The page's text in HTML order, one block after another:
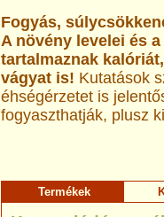
Fogyás,
A növény levelei és
tartalmaznak
vágyat is! Kutatások
éhségérzetet is
fogyaszthatják, plusz
Termékek